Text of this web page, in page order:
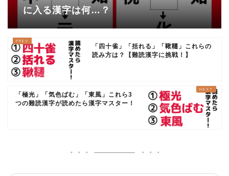
に入る漢字は何…？
「四十雀」「括れる」「鞦韆」これらの
読み方は？【難読漢字に挑戦！】
「極光」「気色ばむ」「東風」これら3
つの難読漢字が読めたら漢字マスター！